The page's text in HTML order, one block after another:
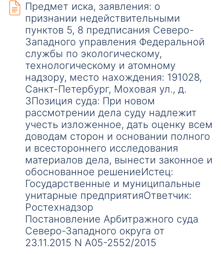
Предмет иска, заявления: о
признании недействительными
пунктов 5, 8 предписания Северо-
Западного управления Федеральной
службы по экологическому,
технологическому и атомному
надзору, место нахождения: 191028,
Санкт-Петербург, Моховая ул., д.
3Позиция суда: При новом
рассмотрении дела суду надлежит
учесть изложенное, дать оценку всем
доводам сторон и основании полного
и всестороннего исследования
материалов дела, вынести законное и
обоснованное решениеИстец:
Государственные и муниципальные
унитарные предприятияОтветчик:
Ростехнадзор
Постановление Арбитражного суда
Северо-Западного округа от
23.11.2015 N А05-2552/2015